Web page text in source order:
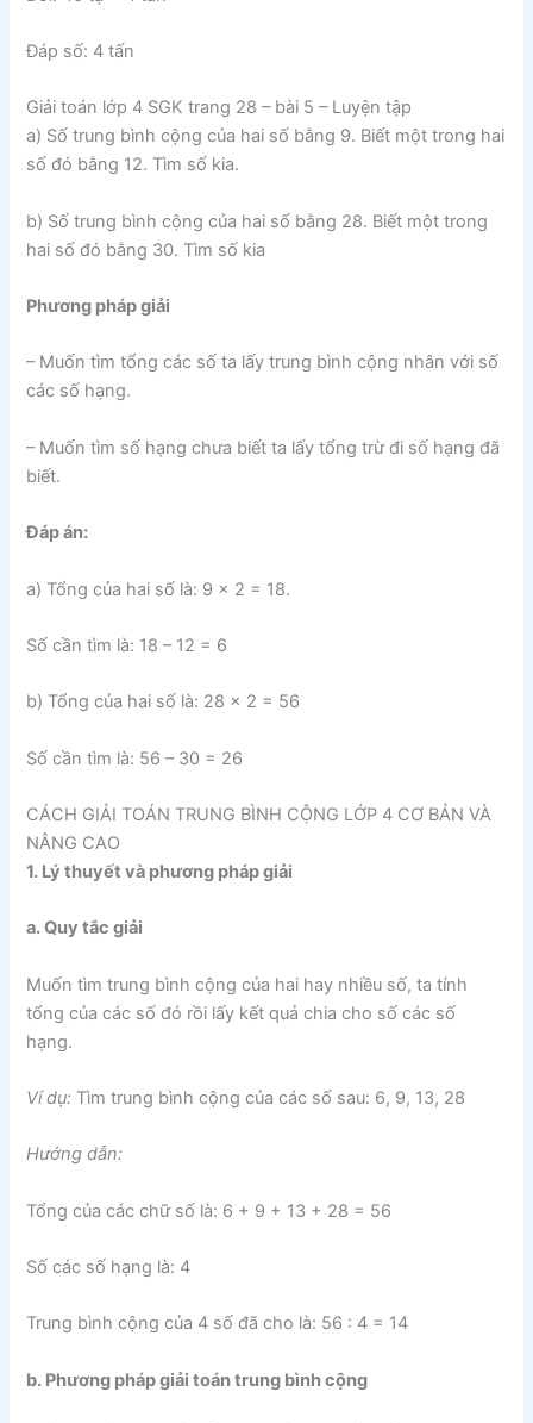
Đáp số: 4 tấn
Giải toán lớp 4 SGK trang 28 – bài 5 – Luyện tập
a) Số trung bình cộng của hai số bằng 9. Biết một trong hai
số đó bằng 12. Tìm số kia.
b) Số trung bình cộng của hai số bằng 28. Biết một trong
hai số đó bằng 30. Tìm số kia
Phương pháp giải
– Muốn tìm tổng các số ta lấy trung bình cộng nhân với số
các số hạng.
– Muốn tìm số hạng chưa biết ta lấy tổng trừ đi số hạng đã
biết.
Đáp án:
a) Tổng của hai số là: 9 x 2 = 18.
Số cần tìm là: 18 – 12 = 6
b) Tổng của hai số là: 28 x 2 = 56
Số cần tìm là: 56 – 30 = 26
CÁCH GIẢI TOÁN TRUNG BÌNH CỘNG LỚP 4 CƠ BẢN VÀ
NÂNG CAO
1. Lý thuyết và phương pháp giải
a. Quy tắc giải
Muốn tìm trung bình cộng của hai hay nhiều số, ta tính
tổng của các số đó rồi lấy kết quả chia cho số các số
hạng.
Ví dụ: Tìm trung bình cộng của các số sau: 6, 9, 13, 28
Hướng dẫn:
Tổng của các chữ số là: 6 + 9 + 13 + 28 = 56
Số các số hạng là: 4
Trung bình cộng của 4 số đã cho là: 56 : 4 = 14
b. Phương pháp giải toán trung bình cộng